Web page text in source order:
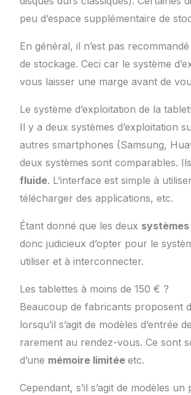
peu d’espace supplémentaire de
En général, il n’est pas
de stockage. Ceci car le système
vous laisser une marge avant de
Le système d’exploitation de la
Il y a deux systèmes d’exploitation
autres smartphones (Samsung,
deux systèmes sont comparables.
fluide. L’interface est simple à
télécharger des applications, etc.
Étant donné que les deux
donc judicieux d’opter pour le
utiliser et à interconnecter.
Les tablettes à moins de 150 € ?
Beaucoup de fabricants proposent
lorsqu’il s’agit de modèles
rarement au rendez-vous. Ce sont
d’une mémoire limitée etc.
Cependant, s’il s’agit de modèles